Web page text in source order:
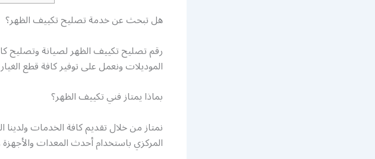
هل تبحث عن خدمة تصليح تكييف الظهر؟
رقم تصليح تكييف الظهر لصيانة وتصليح
الموديلات ونعمل على توفير كافة قطع
بماذا يمتاز فني تكييف الظهر؟
نمتاز من خلال تقديم كافة الخدمات
المركزي باستخدام أحدث المعدات